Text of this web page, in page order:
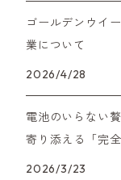
PEN F、FT
OM-1
Mシリーズ
minilux
ド）
35シリーズ
RICOH（リコー）
Voigtlander（フ
OM（オリンパス）
A（ミノルタ（ソ
MD（ミノルタ）
ゴールデンウイ
業について
2026/4/28
電池のいらない
寄り添える「完
フィルムカメラの
2026/3/23